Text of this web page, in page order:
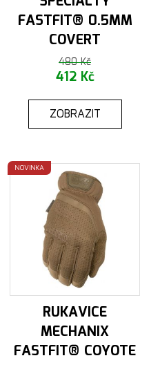
FASTFIT® 0.5MM
COVERT
480 Kč
412 Kč
ZOBRAZIT
NOVINKA
RUKAVICE
MECHANIX
FASTFIT® COYOTE